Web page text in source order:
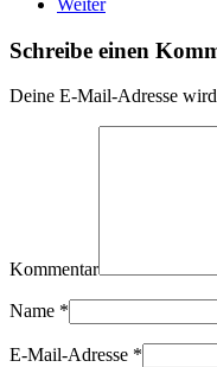
Schreibe einen
Deine E-Mail-Adresse
Kommentar
Name *
E-Mail-Adresse *